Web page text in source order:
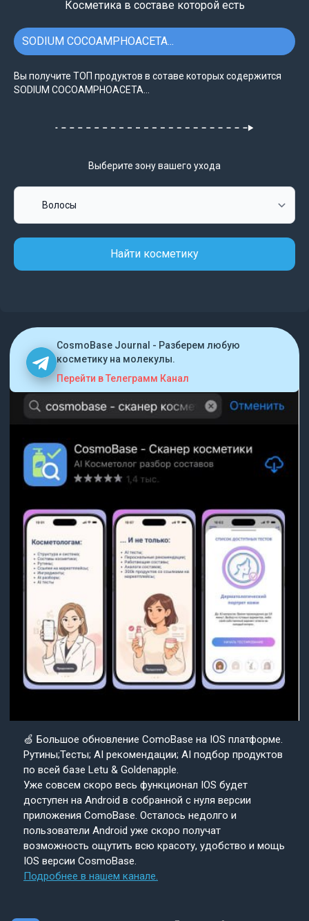
Косметика в составе которой есть
SODIUM COCOAMPHOACETA...
Вы получите ТОП продуктов в сотаве которых содержится
SODIUM COCOAMPHOACETA...
Выберите зону вашего ухода
Найти косметику
CosmoBase Journal - Разберем любую
косметику на молекулы.
Перейти в Телеграмм Канал
🍏 Большое обновление ComoBase на IOS платформе.
Рутины;Тесты; AI рекомендации; AI подбор продуктов
по всей базе Letu & Goldenapple.
Уже совсем скоро весь функционал IOS будет
доступен на Android в собранной с нуля версии
приложения ComoBase. Осталось недолго и
пользователи Android уже скоро получат
возможность ощутить всю красоту, удобство и мощь
IOS версии CosmoBase.
Подробнее в нашем канале.